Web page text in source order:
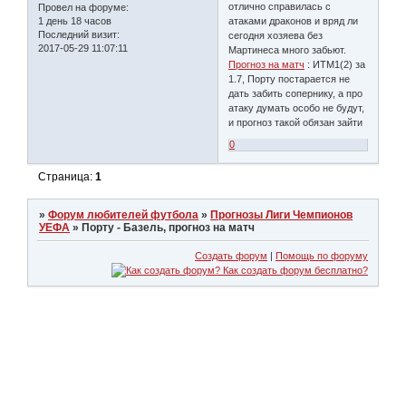
Провел на форуме:
1 день 18 часов
Последний визит:
2017-05-29 11:07:11
отлично справилась с
атаками драконов и вряд ли
сегодня хозяева без
Мартинеса много забьют.
Прогноз на матч : ИТМ1(2) за
1.7, Порту постарается не
дать забить сопернику, а про
атаку думать особо не будут,
и прогноз такой обязан зайти
0
Страница:1
»Форум любителей футбола »Прогнозы Лиги Чемпионов
УЕФА »Порту - Базель, прогноз на матч
Создать форум | Помощь по форуму